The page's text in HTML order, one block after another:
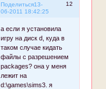
Поделиться 12
13-
06-2011 18:42:25
а если я установила
игру на диск d, куда в
таком случае кидать
файлы с разрешением
packages? она у меня
лежит на
d:\games\sims3. я